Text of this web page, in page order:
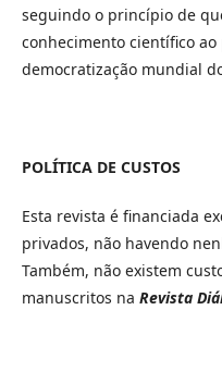
seguindo o princípio de
conhecimento científico
democratização mundial
POLÍTICA DE CUSTOS
Esta revista é financiada
privados, não havendo
Também, não existem
manuscritos na Revista